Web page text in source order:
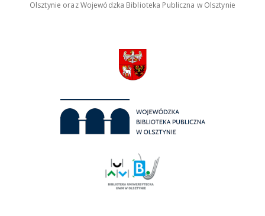
Olsztynie oraz Wojewódzka Biblioteka Publiczna w Olsztynie